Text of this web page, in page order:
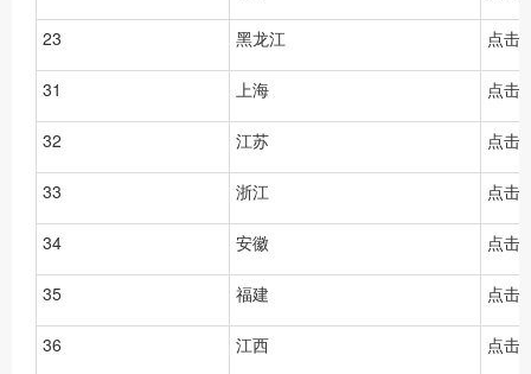
23 黑龙江 点击
31 上海 点击
32 江苏 点击
33 浙江 点击
34 安徽 点击
35 福建 点击
36 江西 点击